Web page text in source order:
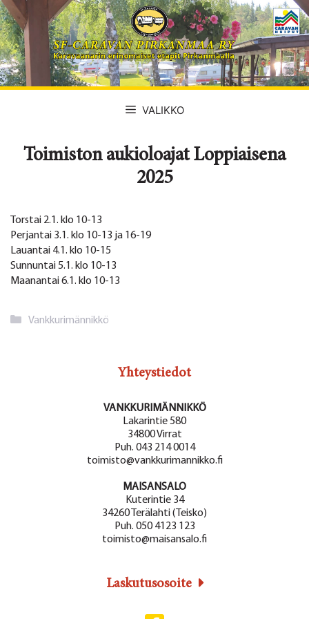
Siirry
sisältöön
VALIKKO
Toimiston aukioloajat Loppiaisena
2025
Torstai 2.1. klo 10-13
Perjantai 3.1. klo 10-13 ja 16-19
Lauantai 4.1. klo 10-15
Sunnuntai 5.1. klo 10-13
Maanantai 6.1. klo 10-13
Kategoriat
Vankkurimännikkö
Yhteystiedot
VANKKURIMÄNNIKKÖ
Lakarintie 580
34800 Virrat
Puh. 043 214 0014
toimisto@vankkurimannikko.fi
MAISANSALO
Kuterintie 34
34260 Terälahti (Teisko)
Puh. 050 4123 123
toimisto@maisansalo.fi
Laskutusosoite